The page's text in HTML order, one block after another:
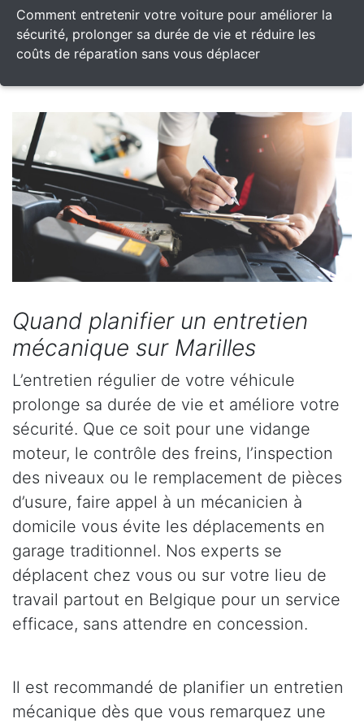
Comment entretenir votre voiture pour améliorer la
sécurité, prolonger sa durée de vie et réduire les
coûts de réparation sans vous déplacer
Quand planifier un entretien
mécanique sur Marilles
L’entretien régulier de votre véhicule
prolonge sa durée de vie et améliore votre
sécurité. Que ce soit pour une vidange
moteur, le contrôle des freins, l’inspection
des niveaux ou le remplacement de pièces
d’usure, faire appel à un mécanicien à
domicile vous évite les déplacements en
garage traditionnel. Nos experts se
déplacent chez vous ou sur votre lieu de
travail partout en Belgique pour un service
efficace, sans attendre en concession.
Il est recommandé de planifier un entretien
mécanique dès que vous remarquez une